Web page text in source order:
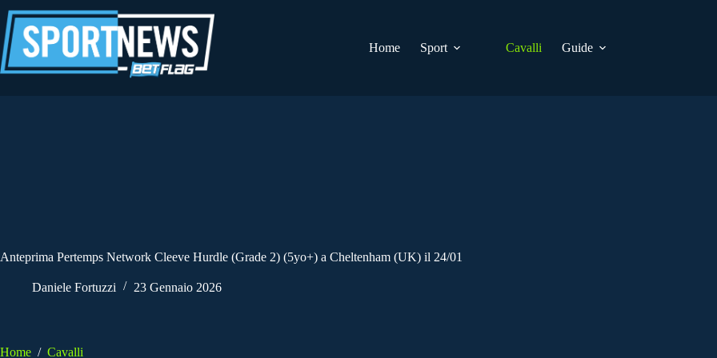
al
contenuto
Home
Sport Cavalli Guide
Anteprima Pertemps Network Cleeve Hurdle (Grade 2) (5yo+) a Cheltenham (UK) il 24/01
Daniele Fortuzzi 23 Gennaio 2026
Home / Cavalli